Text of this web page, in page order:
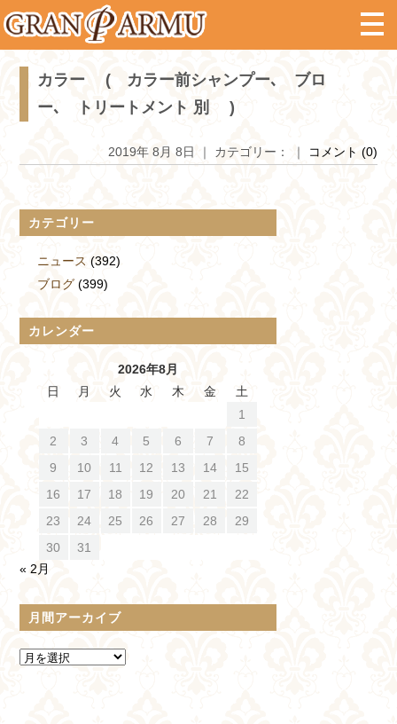
カラー ( カラー前シャンプー､ ブロ
ー､ トリートメント 別 )
2019年 8月 8日 ｜ カテゴリー： ｜ コメント (0)
カテゴリー
ニュース (392)
ブログ(399)
カレンダー
2026年8月
日
月 火 水 木 金
土
1
2
3 4 5 6 7
8
9
10 11 12 13 14
15
16
17 18 19 20 21
22
23
24 25 26 27 28
29
30
31
« 2月
月間アーカイブ